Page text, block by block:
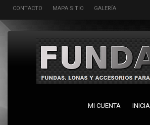
CONTACTO MAPA SITIO GALERÍA
MI CUENTA